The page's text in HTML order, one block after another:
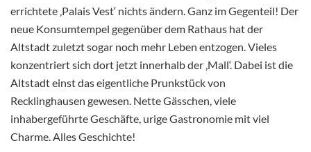
errichtete ‚Palais Vest‘ nichts ändern. Ganz im Gegenteil! Der
neue Konsumtempel gegenüber dem Rathaus hat der
Altstadt zuletzt sogar noch mehr Leben entzogen. Vieles
konzentriert sich dort jetzt innerhalb der ‚Mall‘. Dabei ist die
Altstadt einst das eigentliche Prunkstück von
Recklinghausen gewesen. Nette Gässchen, viele
inhabergeführte Geschäfte, urige Gastronomie mit viel
Charme. Alles Geschichte!